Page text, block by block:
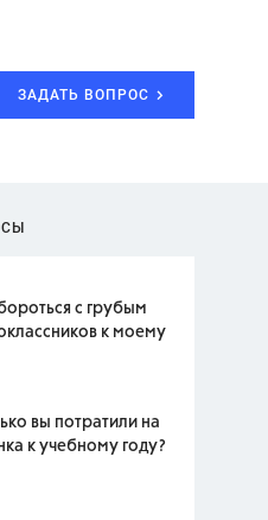
ЗАДАТЬ ВОПРОС
с грубым
к моему
вы потратили на
к учебному году?